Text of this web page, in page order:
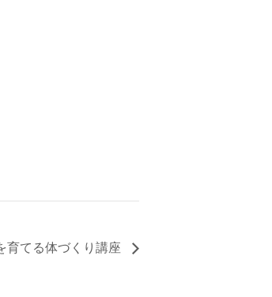
育てる体づくり講座